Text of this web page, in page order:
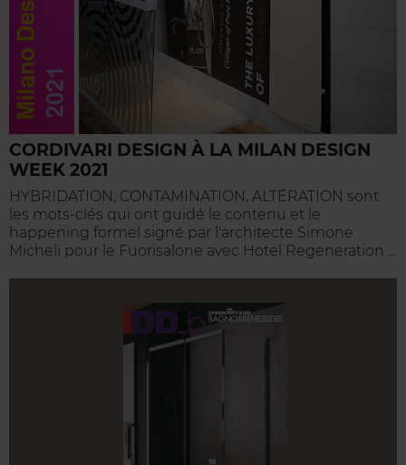
CORDIVARI DESIGN À LA MILAN DESIGN
WEEK 2021
HYBRIDATION, CONTAMINATION, ALTÉRATION sont
les mots-clés qui ont guidé le contenu et le
happening formel signé par l'architecte Simone
Micheli pour le Fuorisalone avec Hotel Regeneration …